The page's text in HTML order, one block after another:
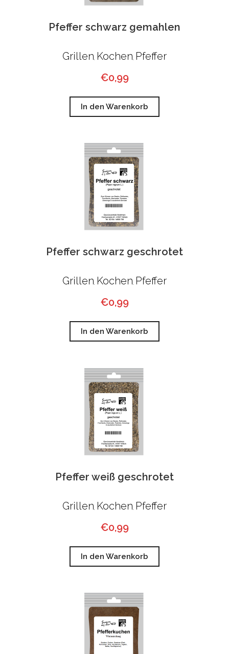
Pfeffer schwarz gemahlen
Grillen Kochen Pfeffer
€0,99
In den Warenkorb
Pfeffer schwarz geschrotet
Grillen, Kochen, Pfeffer
€0,99
In den Warenkorb
Pfeffer weiß geschrotet
Grillen Kochen Pfeffer
€0,99
In den Warenkorb